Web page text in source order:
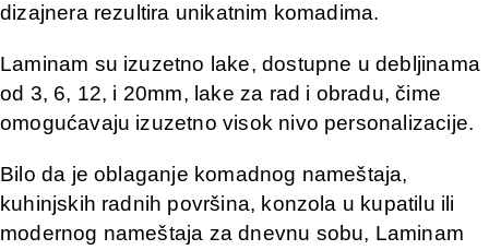
dizajnera rezultira unikatnim komadima.
Laminam su izuzetno lake, dostupne u debljinama
od 3, 6, 12, i 20mm, lake za rad i obradu, čime
omogućavaju izuzetno visok nivo personalizacije.
Bilo da je oblaganje komadnog nameštaja,
kuhinjskih radnih površina, konzola u kupatilu ili
modernog nameštaja za dnevnu sobu, Laminam